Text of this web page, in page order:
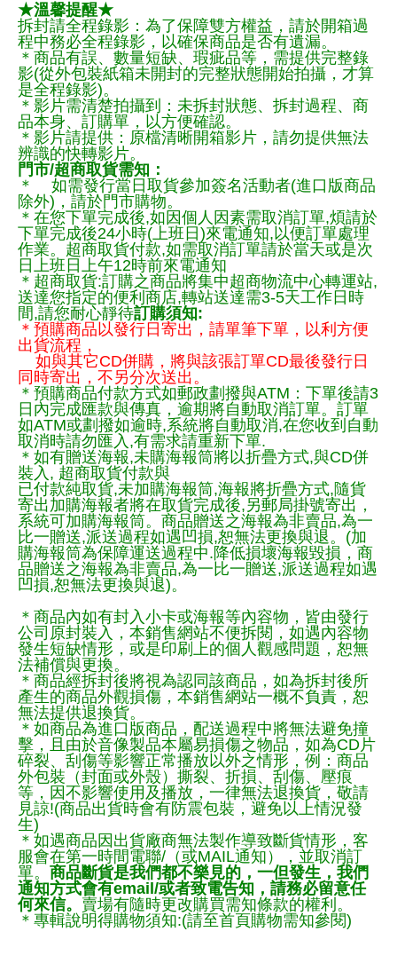
★溫馨提醒★
拆封請全程錄影：為了保障雙方權益，請於開箱過
程中務必全程錄影，以確保商品是否有遺漏。
＊商品有誤、數量短缺、瑕疵品等，需提供完整錄
影(從外包裝紙箱未開封的完整狀態開始拍攝，才算
是全程錄影)。
＊影片需清楚拍攝到：未拆封狀態、拆封過程、商
品本身、訂購單，以方便確認。
＊影片請提供：原檔清晰開箱影片，請勿提供無法
辨識的快轉影片。
門市/超商取貨需知：
＊ 如需發行當日取貨參加簽名活動者(進口版商品
除外)，請於門市購物。
＊在您下單完成後,如因個人因素需取消訂單,煩請於
下單完成後24小時(上班日)來電通知,以便訂單處理
作業。超商取貨付款,如需取消訂單請於當天或是次
日上班日上午12時前來電通知
＊超商取貨:訂購之商品將集中超商物流中心轉運站,
送達您指定的便利商店,轉站送達需3-5天工作日時
間,請您耐心靜待訂購須知:
＊預購商品以發行日寄出，請單筆下單，以利方便
出貨流程，
如與其它CD併購，將與該張訂單CD最後發行日
同時寄出，不另分次送出。
＊預購商品付款方式如郵政劃撥與ATM：下單後請3
日內完成匯款與傳真，逾期將自動取消訂單。訂單
如ATM或劃撥如逾時,系統將自動取消,在您收到自動
取消時請勿匯入,有需求請重新下單.
＊如有贈送海報,未購海報筒將以折疊方式,與CD併
裝入, 超商取貨付款與
已付款純取貨,未加購海報筒,海報將折疊方式,隨貨
寄出加購海報者將在取貨完成後,另郵局掛號寄出，
系統可加購海報筒。商品贈送之海報為非賣品,為一
比一贈送,派送過程如遇凹損,恕無法更換與退。(加
購海報筒為保障運送過程中.降低損壞海報毀損，商
品贈送之海報為非賣品,為一比一贈送,派送過程如遇
凹損,恕無法更換與退)。
＊商品內如有封入小卡或海報等內容物，皆由發行
公司原封裝入，本銷售網站不便拆閱，如遇內容物
發生短缺情形，或是印刷上的個人觀感問題，恕無
法補償與更換。
＊商品經拆封後將視為認同該商品，如為拆封後所
產生的商品外觀損傷，本銷售網站一概不負責，恕
無法提供退換貨。
＊如商品為進口版商品，配送過程中將無法避免撞
擊，且由於音像製品本屬易損傷之物品，如為CD片
碎裂、刮傷等影響正常播放以外之情形，例：商品
外包裝（封面或外殼）撕裂、折損、刮傷、壓痕
等，因不影響使用及播放，一律無法退換貨，敬請
見諒!(商品出貨時會有防震包裝，避免以上情況發
生)
＊如遇商品因出貨廠商無法製作導致斷貨情形，客
服會在第一時間電聯/（或MAIL通知），並取消訂
單。 商品斷貨是我們都不樂見的，一但發生，我們
通知方式會有email/或者致電告知，請務必留意任
何來信。 賣場有隨時更改購買需知條款的權利。
＊專輯說明得購物須知:(請至首頁購物需知參閱)